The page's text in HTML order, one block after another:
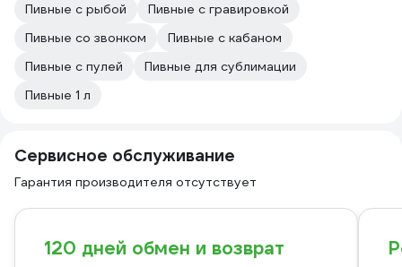
Пивные с рыбой
Пивные с гравировкой
Пивные со звонком
Пивные с кабаном
Пивные с пулей
Пивные для сублимации
Пивные 1 л
Сервисное обслуживание
Гарантия производителя отсутствует
120 дней обмен и возврат